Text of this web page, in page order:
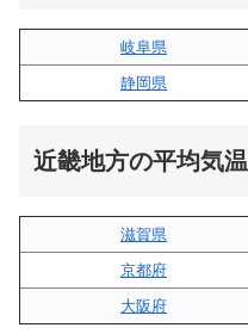
岐阜県
静岡県
近畿地方の平均気温
滋賀県
京都府
大阪府